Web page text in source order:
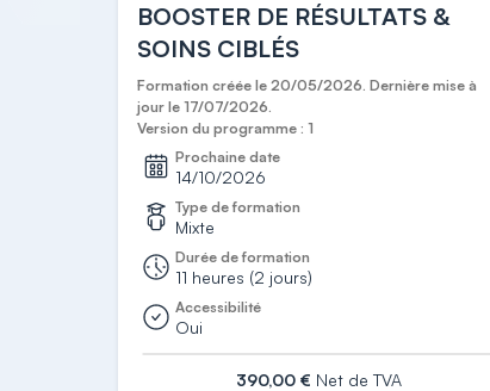
BOOSTER DE RÉSULTATS &
SOINS CIBLÉS
Formation créée le 20/05/2026. Dernière mise à
jour le 17/07/2026.
Version du programme : 1
Prochaine date
14/10/2026
Type de formation
Mixte
Durée de formation
11 heures (2 jours)
Accessibilité
Oui
390,00 € Net de TVA